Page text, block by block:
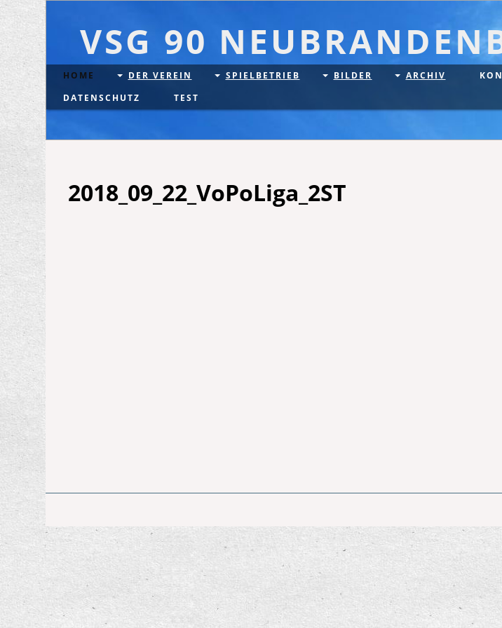
VSG 90
HOME DER VEREIN SPIELBETRIEB BILDER ARCHIV
DATENSCHUTZ
TEST
2018_09_22_VoPoLiga_2ST